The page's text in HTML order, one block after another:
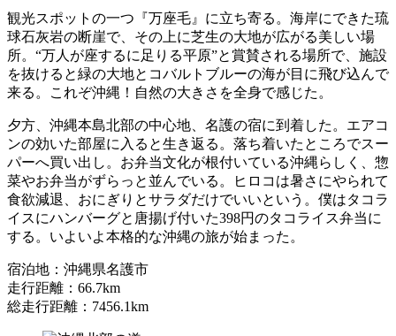
観光スポットの一つ『万座毛』に立ち寄る。海岸にできた琉
球石灰岩の断崖で、その上に芝生の大地が広がる美しい場
所。“万人が座するに足りる平原”と賞賛される場所で、施設
を抜けると緑の大地とコバルトブルーの海が目に飛び込んで
来る。これぞ沖縄！自然の大きさを全身で感じた。
夕方、沖縄本島北部の中心地、名護の宿に到着した。エアコ
ンの効いた部屋に入ると生き返る。落ち着いたところでスー
パーへ買い出し。お弁当文化が根付いている沖縄らしく、惣
菜やお弁当がずらっと並んでいる。ヒロコは暑さにやられて
食欲減退、おにぎりとサラダだけでいいという。僕はタコラ
イスにハンバーグと唐揚げ付いた398円のタコライス弁当に
する。いよいよ本格的な沖縄の旅が始まった。
宿泊地：沖縄県名護市
走行距離：66.7km
総走行距離：7456.1km